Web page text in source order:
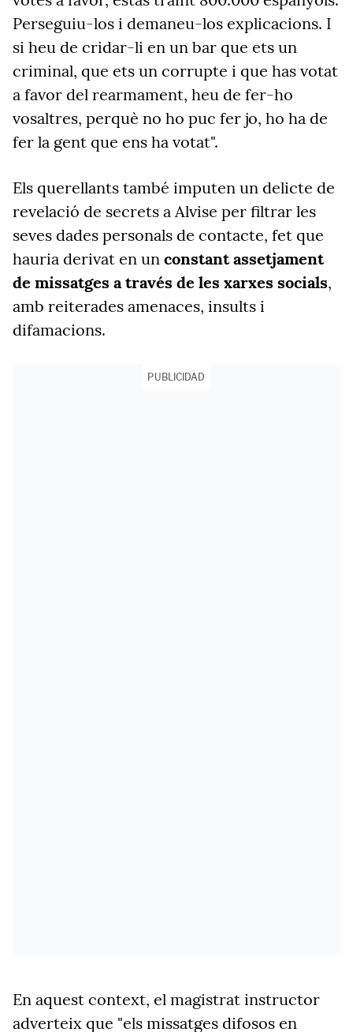
Perseguiu-los i demaneu-los explicacions. I
si heu de cridar-li en un bar que ets un
criminal, que ets un corrupte i que has votat
a favor del rearmament, heu de fer-ho
vosaltres, perquè no ho puc fer jo, ho ha de
fer la gent que ens ha votat".
Els querellants també imputen un delicte de
revelació de secrets a Alvise per filtrar les
seves dades personals de contacte, fet que
hauria derivat en un constant assetjament
de missatges a través de les xarxes socials,
amb reiterades amenaces, insults i
difamacions.
PUBLICIDAD
En aquest context, el magistrat instructor
adverteix que "els missatges difosos en